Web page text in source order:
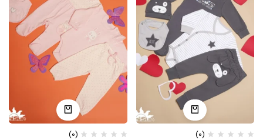
(0)
(0)